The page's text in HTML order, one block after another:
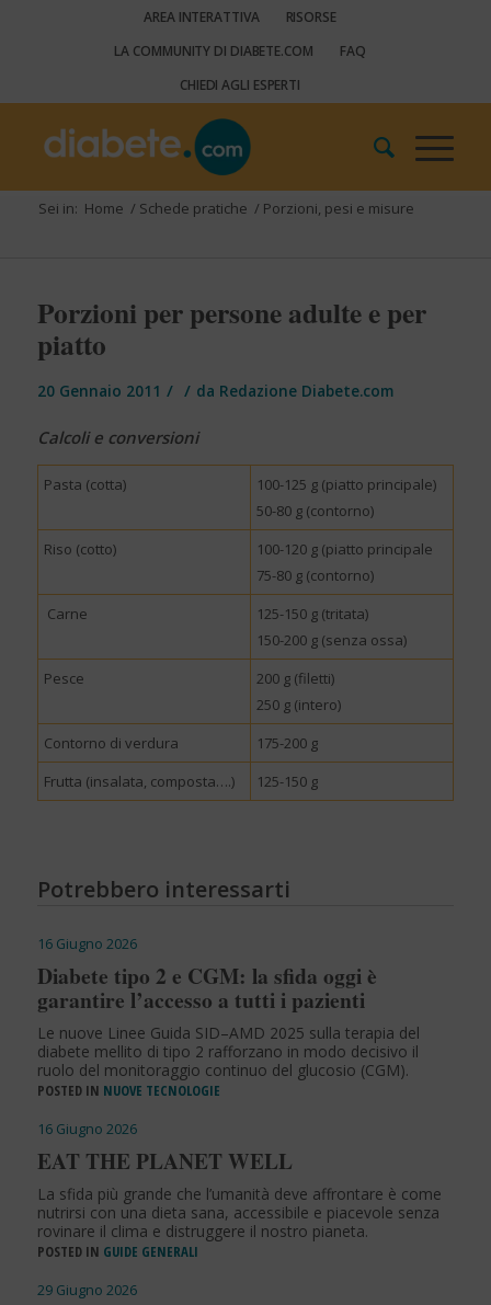
AREA INTERATTIVA
RISORSE
LA COMMUNITY DI DIABETE.COM
FAQ
CHIEDI AGLI ESPERTI
Sei in: Home / Schede pratiche / Porzioni, pesi e misure
Porzioni per persone adulte e per
piatto
20 Gennaio 2011 / / da Redazione Diabete.com
Calcoli e conversioni
Pasta (cotta)
100-125 g (piatto principale)
50-80 g (contorno)
Riso (cotto)
100-120 g (piatto principale
75-80 g (contorno)
Carne
125-150 g (tritata)
150-200 g (senza ossa)
Pesce
200 g (filetti)
250 g (intero)
Contorno di verdura
175-200 g
Frutta (insalata, composta….)
125-150 g
Potrebbero interessarti
16 Giugno 2026
Diabete tipo 2 e CGM: la sfida oggi è
garantire l’accesso a tutti i pazienti
Le nuove Linee Guida SID–AMD 2025 sulla terapia del
diabete mellito di tipo 2 rafforzano in modo decisivo il
ruolo del monitoraggio continuo del glucosio (CGM).
POSTED IN NUOVE TECNOLOGIE
16 Giugno 2026
EAT THE PLANET WELL
La sfida più grande che l’umanità deve affrontare è come
nutrirsi con una dieta sana, accessibile e piacevole senza
rovinare il clima e distruggere il nostro pianeta.
POSTED IN GUIDE GENERALI
29 Giugno 2026